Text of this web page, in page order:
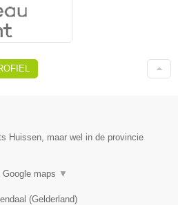
Huissen, maar wel in de provincie
Google maps ▼
(Gelderland)